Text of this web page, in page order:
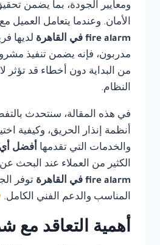
ومعايير الجودة، بما يضمن
الأمان. وعندما يتعامل العميل مع
fire alarm في القاهرة
لديها
مدربون، فإنه يضمن تنفيذ
من البداية دون أخطاء قد تؤثر
النظام.
في هذه المقالة، سنتحدث
أنظمة إنذار الحريق، وكيفية
والخدمات التي تقدمها أفضل أي
الكثير من العملاء عند البحث عن
fire alarm في القاهرة
توفر
المناسب والدعم الفني الكامل.
أهمية التعاقد مع